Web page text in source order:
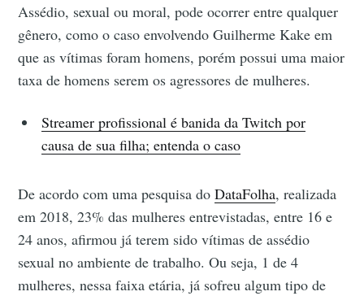
Assédio, sexual ou moral, pode ocorrer entre qualquer
gênero, como o caso envolvendo Guilherme Kake em
que as vítimas foram homens, porém possui uma maior
taxa de homens serem os agressores de mulheres.
Streamer profissional é banida da Twitch por
causa de sua filha; entenda o caso
De acordo com uma pesquisa doDataFolha, realizada
em 2018, 23% das mulheres entrevistadas, entre 16 e
24 anos, afirmou já terem sido vítimas de assédio
sexual no ambiente de trabalho. Ou seja, 1 de 4
mulheres, nessa faixa etária, já sofreu algum tipo de